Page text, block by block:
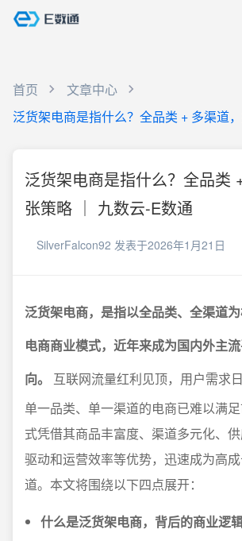
首页
文章中心
泛货架电商是指什么？全品类 + 多渠道
泛货架电商是指什么？全品类
张策略 ｜ 九数云-E数通
SilverFalcon92 发表于2026年1月21日
泛货架电商，是指以全品类、全渠道
电商商业模式，近年来成为国内外主
向。
互联网流量红利见顶，用户需求
单一品类、单一渠道的电商已难以满
式凭借其商品丰富度、渠道多元化、
驱动和运营效率等优势，迅速成为高
道。本文将围绕以下四点展开：
什么是泛货架电商，背后的商业逻